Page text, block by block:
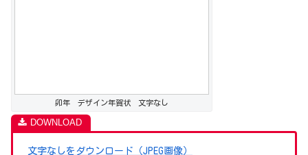
卯年 デザイン年賀状 文字なし
文字なしをダウンロード（JPEG画像）